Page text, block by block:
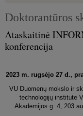
Doktorantūros
Ataskaitinė
konferencija
2023 m. rugsėjo 27 d.,
VU Duomenų mokslo ir
technologijų institute
Akademijos g. 4, 203